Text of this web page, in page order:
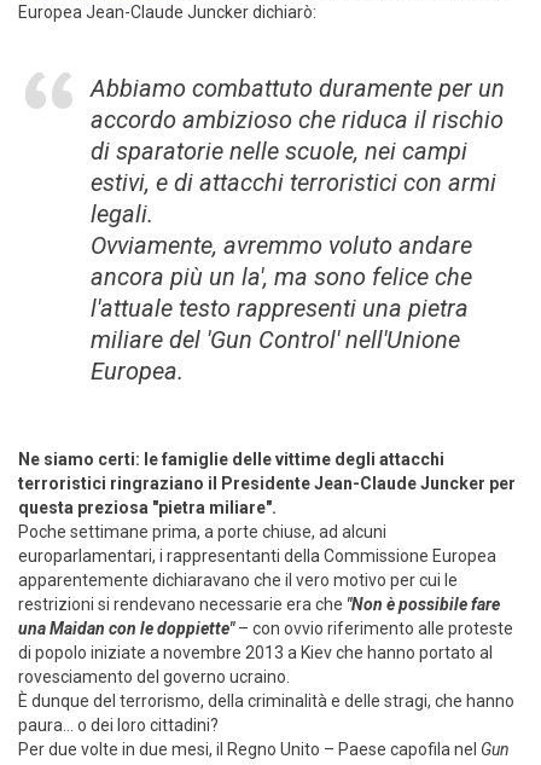
Europea Jean-Claude Juncker dichiarò:
Abbiamo combattuto duramente per un
accordo ambizioso che riduca il rischio
di sparatorie nelle scuole, nei campi
estivi, e di attacchi terroristici con armi
legali.
Ovviamente, avremmo voluto andare
ancora più un la', ma sono felice che
l'attuale testo rappresenti una pietra
miliare del 'Gun Control' nell'Unione
Europea.
Ne siamo certi: le famiglie delle vittime degli attacchi
terroristici ringraziano il Presidente Jean-Claude Juncker per
questa preziosa "pietra miliare".
Poche settimane prima, a porte chiuse, ad alcuni
europarlamentari, i rappresentanti della Commissione Europea
apparentemente dichiaravano che il vero motivo per cui le
restrizioni si rendevano necessarie era che "Non è possibile fare
una Maidan con le doppiette"– con ovvio riferimento alle proteste
di popolo iniziate a novembre 2013 a Kiev che hanno portato al
rovesciamento del governo ucraino.
È dunque del terrorismo, della criminalità e delle stragi, che hanno
paura... o dei loro cittadini?
Per due volte in due mesi, il Regno Unito – Paese capofila nel Gun